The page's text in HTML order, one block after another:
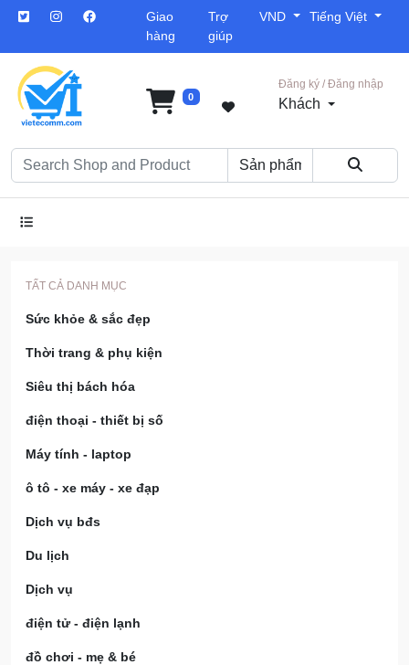
Giao
hàng
Trợ
giúp
VND Tiếng Việt
0
Đăng ký / Đăng nhập
Khách
TẤT CẢ DANH MỤC
Sức khỏe & sắc đẹp
Thời trang & phụ kiện
Siêu thị bách hóa
điện thoại - thiết bị số
Máy tính - laptop
ô tô - xe máy - xe đạp
Dịch vụ bđs
Du lịch
Dịch vụ
điện tử - điện lạnh
đồ chơi - mẹ & bé